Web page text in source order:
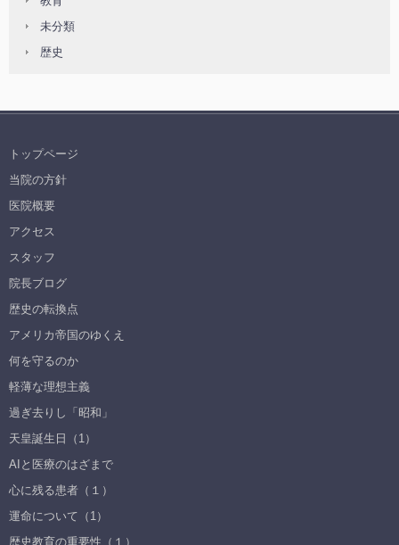
未分類
歴史
トップページ
当院の方針
医院概要
アクセス
スタッフ
院長ブログ
歴史の転換点
アメリカ帝国のゆくえ
何を守るのか
軽薄な理想主義
過ぎ去りし「昭和」
天皇誕生日（1）
AIと医療のはざまで
心に残る患者（１）
運命について（1）
歴史教育の重要性（１）